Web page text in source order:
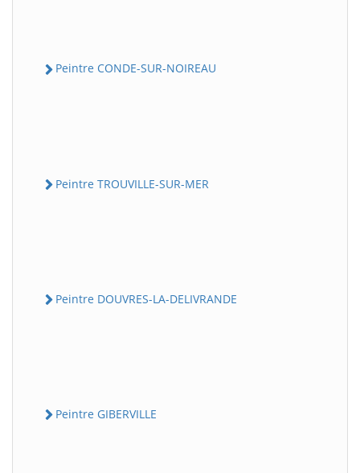
Peintre CONDE-SUR-NOIREAU
Peintre TROUVILLE-SUR-MER
Peintre DOUVRES-LA-DELIVRANDE
Peintre GIBERVILLE